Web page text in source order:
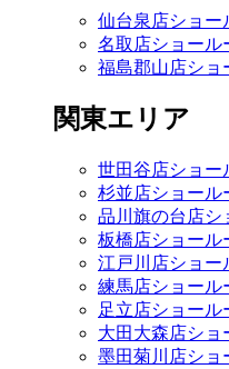
仙台泉店ショー
名取店ショール
福島郡山店ショ
関東エリア
世田谷店ショー
杉並店ショール
品川旗の台店シ
板橋店ショール
江戸川店ショー
練馬店ショール
足立店ショール
大田大森店ショ
墨田菊川店ショ